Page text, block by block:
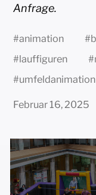
Anfrage.
#animation #
#lauffiguren #
#umfeldanimation
Februar 16, 2025